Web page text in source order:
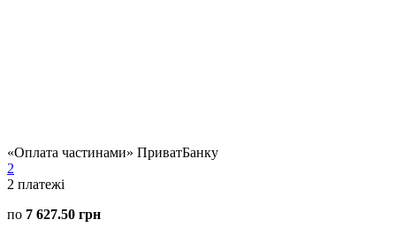
«Оплата частинами» ПриватБанку
2
2 платежі
по 7 627.50 грн